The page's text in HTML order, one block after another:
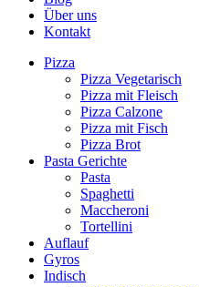
Über uns
Kontakt
Pizza
Pizza Vegetarisch
Pizza mit Fleisch
Pizza Calzone
Pizza mit Fisch
Pizza Brot
Pasta Gerichte
Pasta
Spaghetti
Maccheroni
Tortellini
Auflauf
Gyros
Indisch